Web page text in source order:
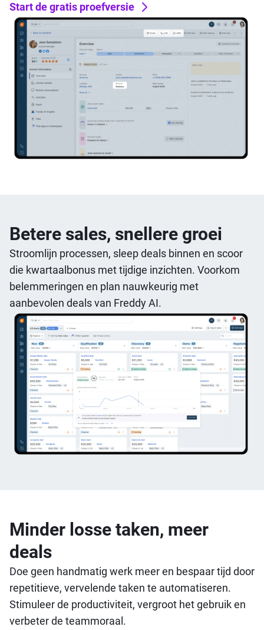
Start de gratis proefversie
Betere sales, snellere groei
Stroomlijn processen, sleep deals binnen en scoor
die kwartaalbonus met tijdige inzichten. Voorkom
belemmeringen en plan nauwkeurig met
aanbevolen deals van Freddy AI.
Minder losse taken, meer
deals
Doe geen handmatig werk meer en bespaar tijd door
repetitieve, vervelende taken te automatiseren.
Stimuleer de productiviteit, vergroot het gebruik en
verbeter de teammoraal.